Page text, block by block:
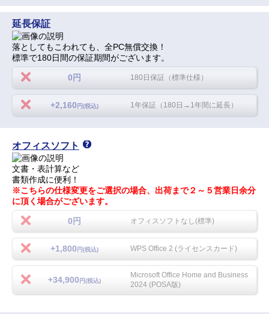
延長保証
落としてもこわれても、全PC無償交換！
標準で180日間の保証期間がございます。
0円 180日保証（標準仕様）
+2,160 円(税込) 1年保証（180日→1年間に延長）
オフィスソフト
文書・表計算など
書類作成に便利！
※こちらの仕様変更をご選択の場合、出荷まで２～５営業日余分
に頂く場合がございます。
0円 オフィスソフトなし(標準)
+1,800 円(税込) WPS Office 2 (ライセンスカード)
+34,900 円(税込)
Microsoft Office Home and Business
2024 (POSA版)